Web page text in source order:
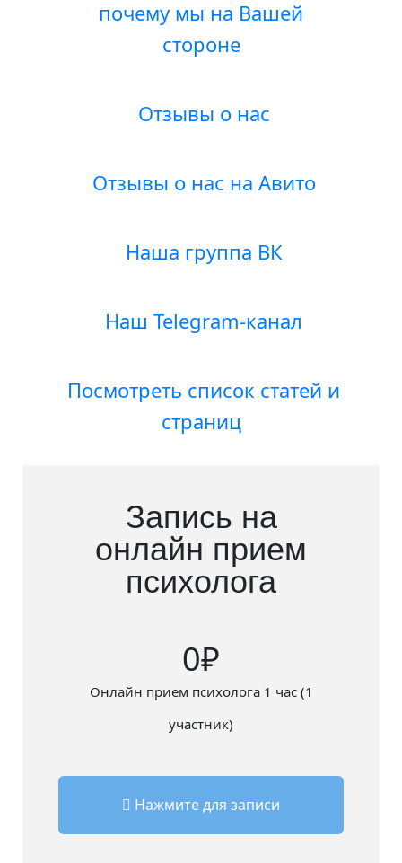
почему мы на Вашей
стороне
Отзывы о нас
Отзывы о нас на Авито
Наша группа ВК
Наш Telegram-канал
Посмотреть список статей и
страниц
Запись на
онлайн прием
психолога
0
Онлайн прием психолога 1 час (1
участник)
Нажмите для записи